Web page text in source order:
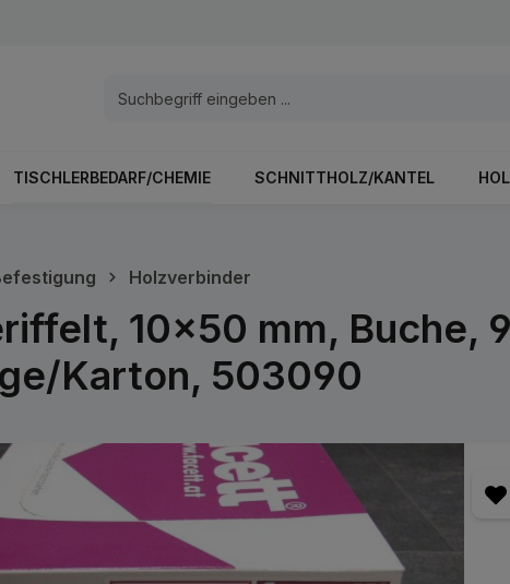
TISCHLERBEDARF/CHEMIE SCHNITTHOLZ/KANTEL
Holzverbinder
10x50 mm, Buche,
Karton, 503090